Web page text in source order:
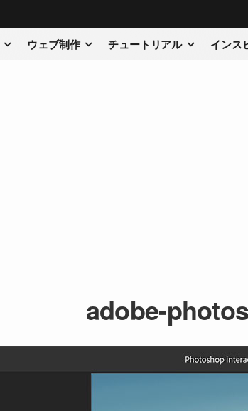
ウェブ制作 チュートリアル インス
adobe-